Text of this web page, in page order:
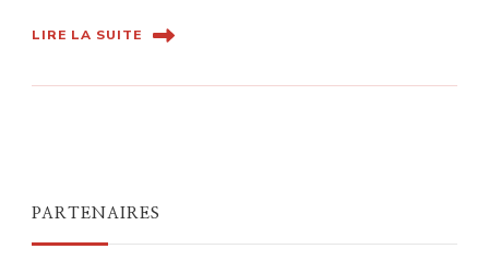
LIRE LA SUITE
PARTENAIRES